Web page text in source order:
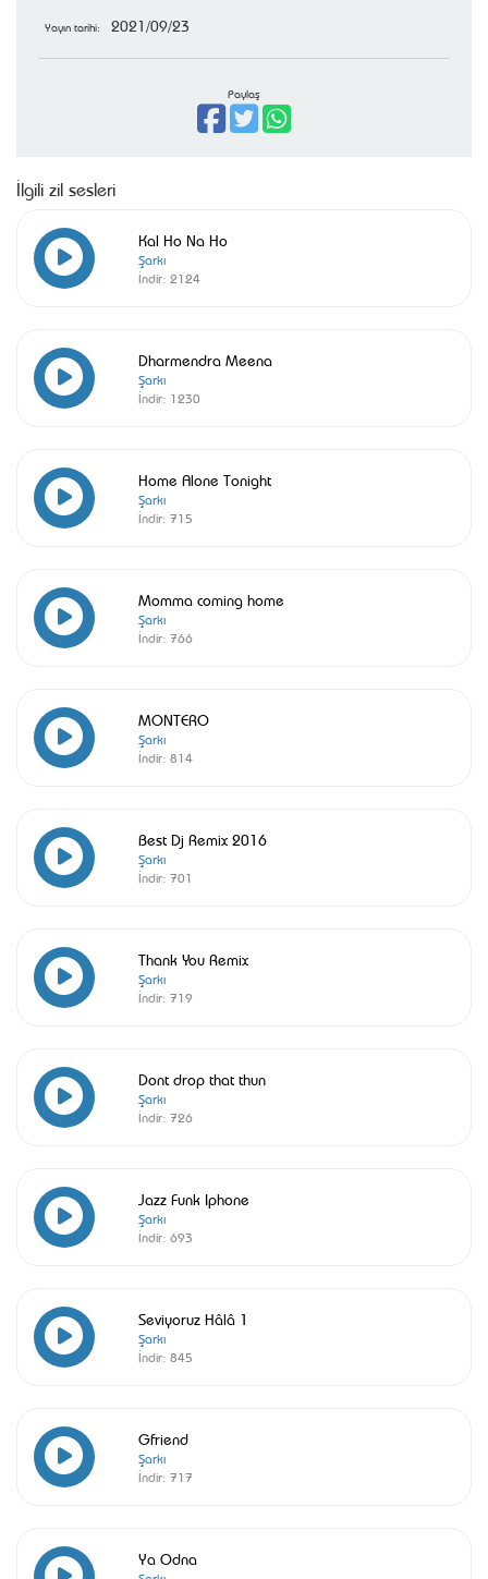
Yayın tarihi: 2021/09/23
Paylaş
İlgili zil sesleri
Kal Ho Na Ho
Şarkı
İndir: 2124
Dharmendra Meena
Şarkı
İndir: 1230
Home Alone Tonight
Şarkı
İndir: 715
Momma coming home
Şarkı
İndir: 766
MONTERO
Şarkı
İndir: 814
Best Dj Remix 2016
Şarkı
İndir: 701
Thank You Remix
Şarkı
İndir: 719
Dont drop that thun
Şarkı
İndir: 726
Jazz Funk Iphone
Şarkı
İndir: 693
Seviyoruz Hâlâ 1
Şarkı
İndir: 845
Gfriend
Şarkı
İndir: 717
Ya Odna